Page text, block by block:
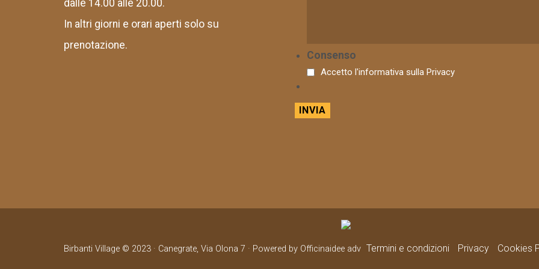
dalle 14.00 alle 20.00.
In altri giorni e orari aperti solo su
prenotazione.
Consenso
Accetto l'informativa sulla Privacy
Birbanti Village © 2023 · Canegrate, Via Olona 7 · Powered by Officinaidee adv Termini e condizioni Privacy Cookies